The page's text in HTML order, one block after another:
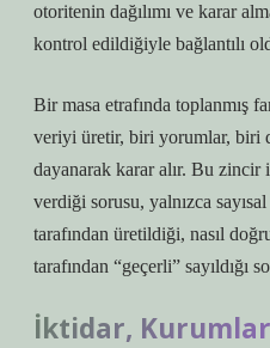
otoritenin dağılımı ve karar
kontrol edildiğiyle bağlantılı
Bir masa etrafında toplanmış
veriyi üretir, biri yorumlar, biri
dayanarak karar alır. Bu zincir
verdiği sorusu, yalnızca
tarafından üretildiği, nasıl
tarafından “geçerli” sayıldığı
İktidar,